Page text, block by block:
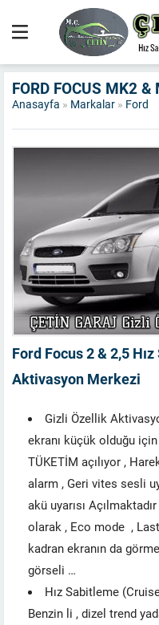
FORD FOCUS MK2 &
Anasayfa » Markalar » Ford
Ford Focus 2 & 2,5
Aktivasyon Merkezi
Gizli Özellik
ekranı küçük olduğu
TÜKETİM açılıyor ,
alarm , Geri vites sesli
akü uyarısı
olarak , Eco mode ,
kadran ekranın da
görseli …
Hız Sabitleme
Benzin li , dizel trend